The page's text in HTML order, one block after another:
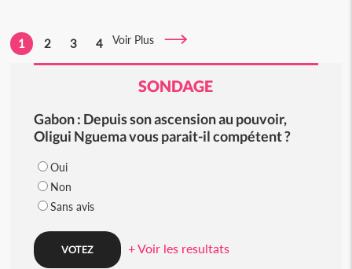
1 2 3 4 Voir Plus
SONDAGE
Gabon : Depuis son ascension au pouvoir,
Oligui Nguema vous parait-il compétent ?
Oui
Non
Sans avis
+ Voir les resultats